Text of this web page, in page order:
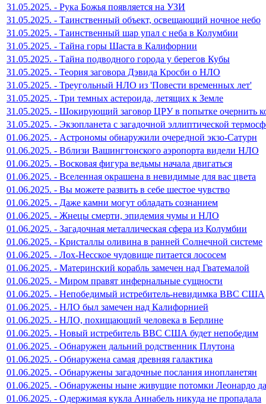
31.05.2025. - Рука Божья появляется на УЗИ
31.05.2025. - Таинственный объект, освещающий ночное небо
31.05.2025. - Таинственный шар упал с неба в Колумбии
31.05.2025. - Тайна горы Шаста в Калифорнии
31.05.2025. - Тайна подводного города у берегов Кубы
31.05.2025. - Теория заговора Дэвида Кросби о НЛО
31.05.2025. - Треугольный НЛО из 'Повести временных лет'
31.05.2025. - Три темных астероида, летящих к Земле
31.05.2025. - Шокирующий заговор ЦРУ в попытке очернить
31.05.2025. - Экзопланета с загадочной эллиптической
01.06.2025. - Астрономы обнаружили очередной экзо-Сатурн
01.06.2025. - Вблизи Вашингтонского аэропорта видели НЛО
01.06.2025. - Восковая фигура ведьмы начала двигаться
01.06.2025. - Вселенная окрашена в невидимые для вас цвета
01.06.2025. - Вы можете развить в себе шестое чувство
01.06.2025. - Даже камни могут обладать сознанием
01.06.2025. - Жнецы смерти, эпидемия чумы и НЛО
01.06.2025. - Загадочная металлическая сфера из Колумбии
01.06.2025. - Кристаллы оливина в ранней Солнечной системе
01.06.2025. - Лох-Несское чудовище питается лососем
01.06.2025. - Материнский корабль замечен над Гватемалой
01.06.2025. - Миром правят инфернальные сущности
01.06.2025. - Непобедимый истребитель-невидимка ВВС США
01.06.2025. - НЛО был замечен над Калифорнией
01.06.2025. - НЛО, похищающий человека в Берлине
01.06.2025. - Новый истребитель ВВС США будет непобедим
01.06.2025. - Обнаружен дальний родственник Плутона
01.06.2025. - Обнаружена самая древняя галактика
01.06.2025. - Обнаружены загадочные послания инопланетян
01.06.2025. - Обнаружены ныне живущие потомки Леонардо
01.06.2025. - Одержимая кукла Аннабель никуда не пропадала